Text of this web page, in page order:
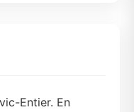
Entier. En